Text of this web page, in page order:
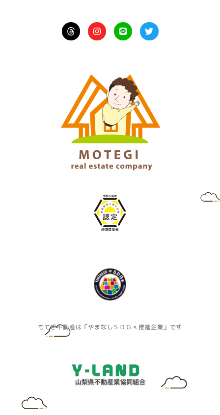
I
n
s
r
a
m
L
i
n
T
w
i
もてぎ不動産は「やまなしＳＤＧｓ推進企業」です